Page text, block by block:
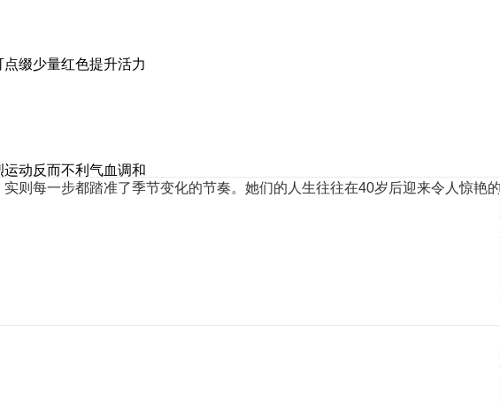
缀少量红色提升活力
动反而不利气血调和
每一步都踏准了季节变化的节奏。她们的人生往往在40岁后迎来令人惊艳